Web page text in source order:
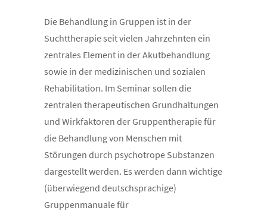
Die Behandlung in Gruppen ist in der
Suchttherapie seit vielen Jahrzehnten ein
zentrales Element in der Akutbehandlung
sowie in der medizinischen und sozialen
Rehabilitation. Im Seminar sollen die
zentralen therapeutischen Grundhaltungen
und Wirkfaktoren der Gruppentherapie für
die Behandlung von Menschen mit
Störungen durch psychotrope Substanzen
dargestellt werden. Es werden dann wichtige
(überwiegend deutschsprachige)
Gruppenmanuale für